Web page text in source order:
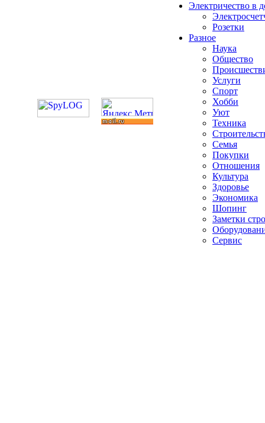
Электричество в
Розетки
Разное
Наука
Общество
Услуги
Спорт
Хобби
Уют
Техника
Семья
Покупки
Отношения
Культура
Здоровье
Экономика
Шопинг
Заметки
Сервис